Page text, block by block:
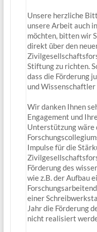
Unsere herzliche
unsere Arbeit auch
möchten, bitten wir
direkt über den
Stiftung zu richten.
dass die Förderung
und
Wir danken Ihnen
Engagement und
Unterstützung wäre
Impulse für die
Förderung des
wie z.B. der Aufbau
einer
Jahr die Förderung
nicht realisiert